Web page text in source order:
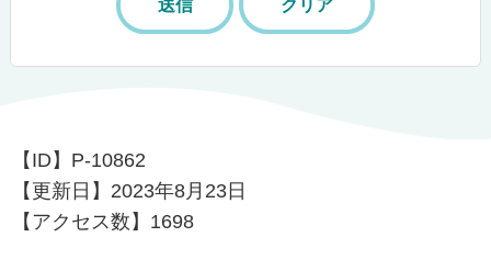
【ID】 P-10862
【更新日】 2023年8月23日
【アクセス数】 1698